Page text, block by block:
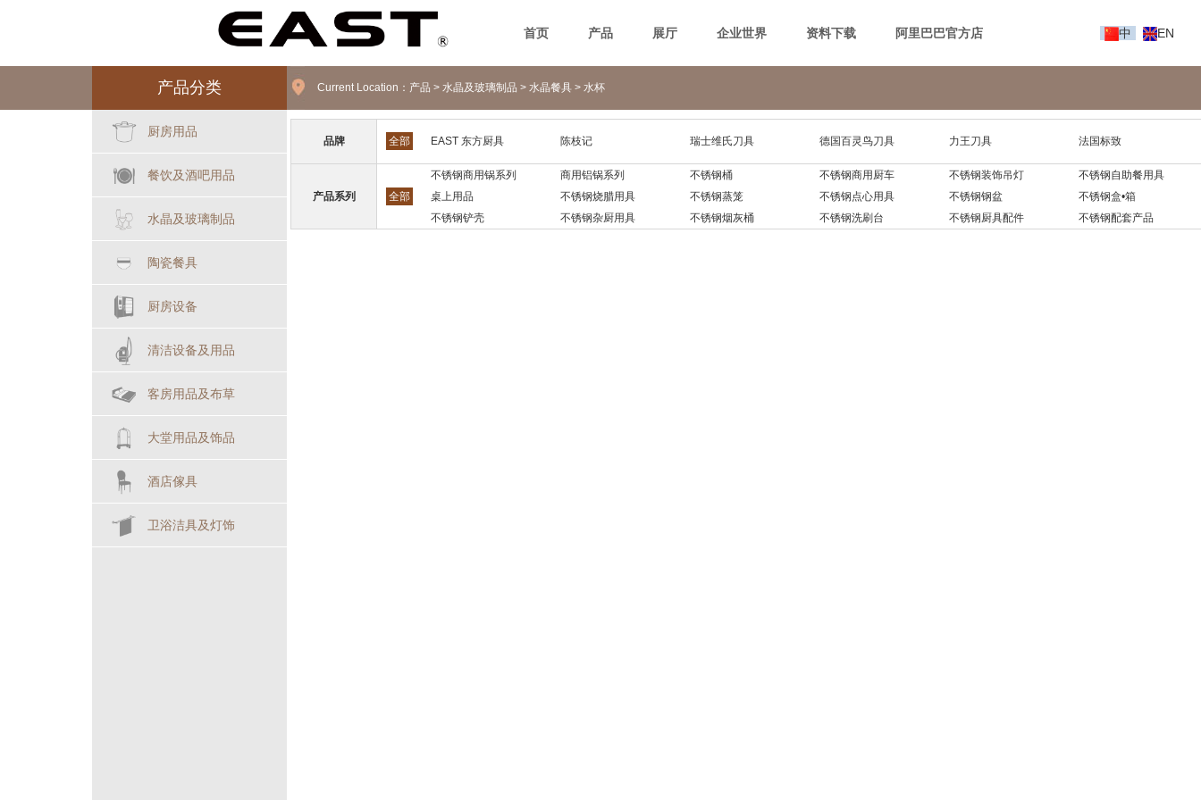
首页 产品 展厅 企业世界 资料下载 阿里巴巴官方店 中 EN
产品分类
厨房用品
餐饮及酒吧用品
水晶及玻璃制品
陶瓷餐具
厨房设备
清洁设备及用品
客房用品及布草
大堂用品及饰品
酒店傢具
卫浴洁具及灯饰
Current Location： 产品 > 水晶及玻璃制品 > 水晶餐具 > 水杯
品牌 全部 EAST 东方厨具 陈枝记 瑞士维氏刀具 德国百灵鸟刀具 力王刀具 法国标致
产品系列 全部
不锈钢商用锅系列 商用铝锅系列 不锈钢桶 不锈钢商用厨车 不锈钢装饰吊灯
不锈钢自助餐用具
桌上用品
不锈钢烧腊用具 不锈钢蒸笼 不锈钢点心用具 不锈钢钢盆
不锈钢盒•箱
不锈钢铲壳
不锈钢杂厨用具 不锈钢烟灰桶 不锈钢洗刷台 不锈钢厨具配件 不锈钢配套产品